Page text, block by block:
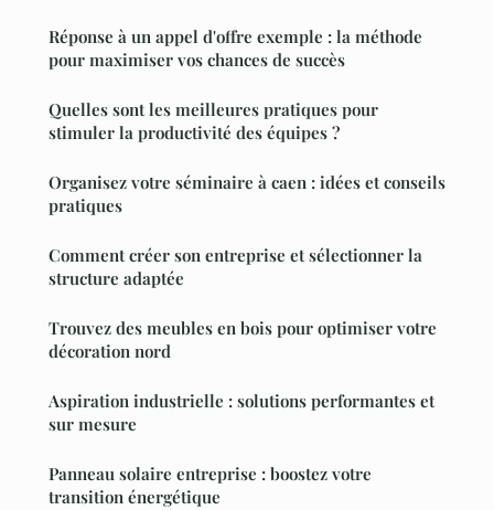
Réponse à un appel d'offre exemple : la méthode
pour maximiser vos chances de succès
Quelles sont les meilleures pratiques pour
stimuler la productivité des équipes ?
Organisez votre séminaire à caen : idées et conseils
pratiques
Comment créer son entreprise et sélectionner la
structure adaptée
Trouvez des meubles en bois pour optimiser votre
décoration nord
Aspiration industrielle : solutions performantes et
sur mesure
Panneau solaire entreprise : boostez votre
transition énergétique